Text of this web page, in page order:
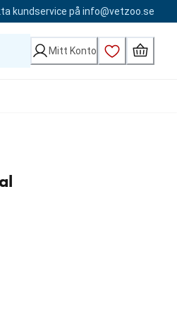
kundservice på info@vetzoo.se
Mitt Konto